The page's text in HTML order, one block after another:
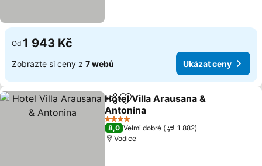
Od 1 943 Kč
Zobrazte si ceny z 7 webů Ukázat ceny
SdíletPřidat na seznam oblíbených
Hotel Villa Arausana &
Antonina
4 Počet hvězdiček
8,0 Velmi dobré
1 882
Vodice